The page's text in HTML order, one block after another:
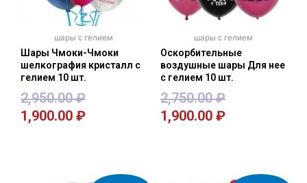
шары с гелием
Шары Чмоки-Чмоки
шелкография кристалл с
гелием 10 шт.
2,950.00₽
1,900.00 ₽
шары с гелием
Оскорбительные
воздушные шары Для нее
с гелием 10 шт.
2,750.00₽
1,900.00 ₽